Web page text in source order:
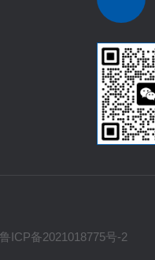
鲁ICP备2021018775号-2